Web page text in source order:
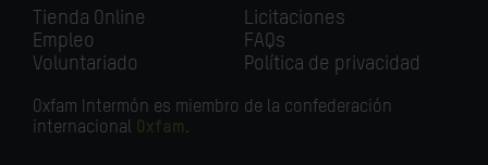
Tienda Online
Empleo
Voluntariado
Licitaciones
FAQs
Política de privacidad
Oxfam Intermón es miembro de la confederación
internacional Oxfam.